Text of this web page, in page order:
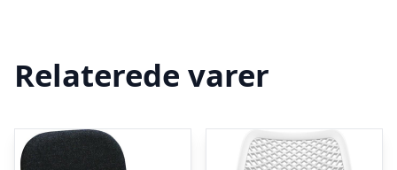
Relaterede varer